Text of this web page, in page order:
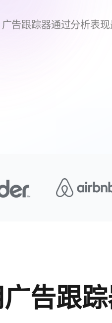
广告跟踪器通过分析表
告跟